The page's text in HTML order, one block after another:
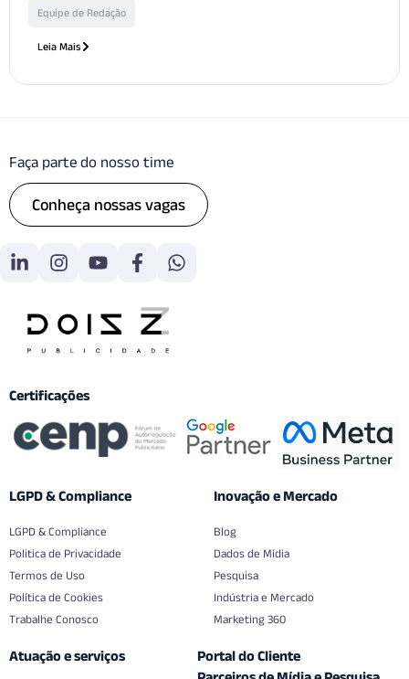
Equipe de Redação
Leia Mais
Faça parte do nosso time
Conheça nossas vagas
Certificações
LGPD & Compliance
LGPD & Compliance
Politica de Privacidade
Termos de Uso
Política de Cookies
Trabalhe Conosco
Inovação e Mercado
Blog
Dados de Mídia
Pesquisa
Indústria e Mercado
Marketing 360
Atuação e serviços
Portal do Cliente